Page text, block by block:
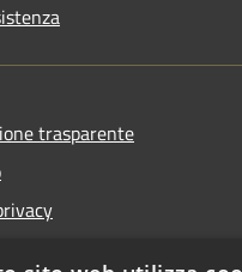
trasparente